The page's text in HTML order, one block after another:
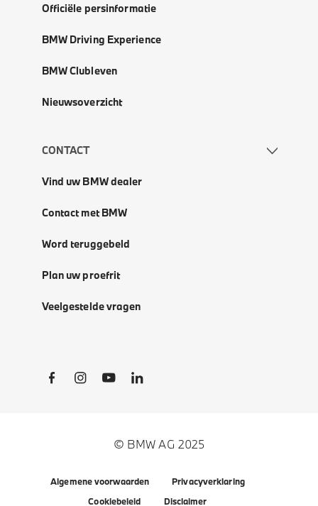
Officiële persinformatie
BMW Driving Experience
BMW Clubleven
Nieuwsoverzicht
CONTACT
Vind uw BMW dealer
Contact met BMW
Word teruggebeld
Plan uw proefrit
Veelgestelde vragen
Social Links
© BMW AG 2025
Algemene voorwaarden
Privacyverklaring
Cookiebeleid
Disclaimer